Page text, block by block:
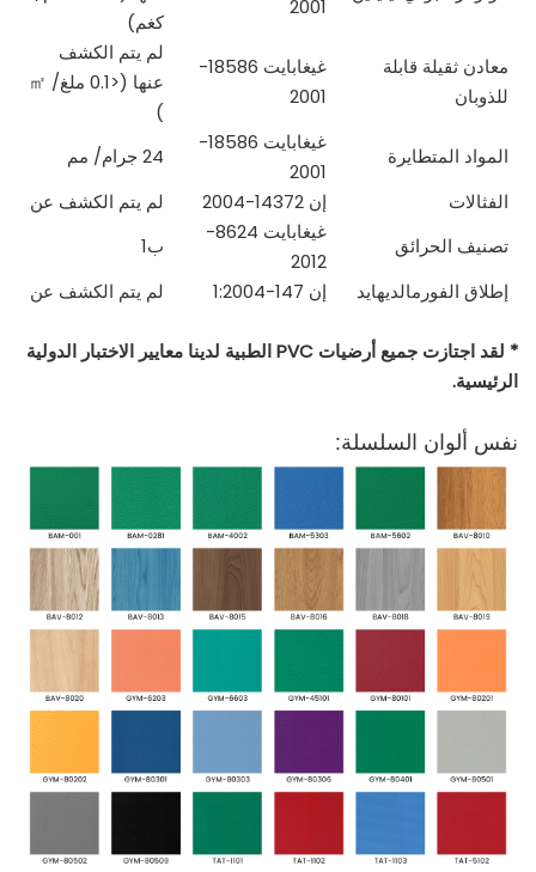
2001
كغم)
معادن ثقيلة قابلة
للذوبان
غيغابايت 18586-
2001
لم يتم الكشف
عنها (<0.1 ملغ/
㎡
)
المواد المتطايرة
غيغابايت 18586-
2001
24 جرام/
مم
الفثالات
إن 14372-2004
لم يتم الكشف عن
تصنيف الحرائق
غيغابايت 8624-
2012
ب1
إطلاق الفورمالديهايد
إن 147-1:2004 لم يتم الكشف عن
* لقد اجتازت جميع أرضيات PVC الطبية لدينا معايير الاختبار الدولية
الرئيسية.
نفس ألوان السلسلة: